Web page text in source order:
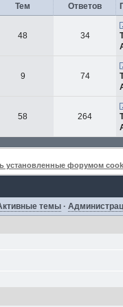
Тем Ответов
48 34
9 74
58 264
установленные форумом
темы ·